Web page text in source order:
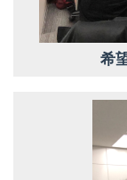
希